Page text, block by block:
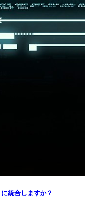
統合しますか？